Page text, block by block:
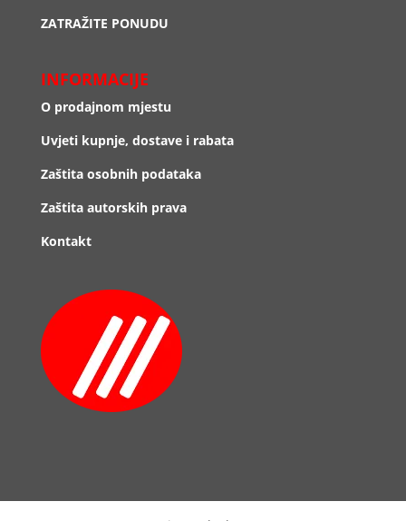
ZATRAŽITE PONUDU
INFORMACIJE
O prodajnom mjestu
Uvjeti kupnje, dostave i rabata
Zaštita osobnih podataka
Zaštita autorskih prava
Kontakt